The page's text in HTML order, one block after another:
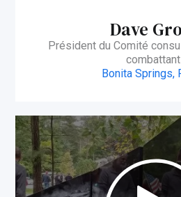
Dave
Président du Comité
Bonita Springs,